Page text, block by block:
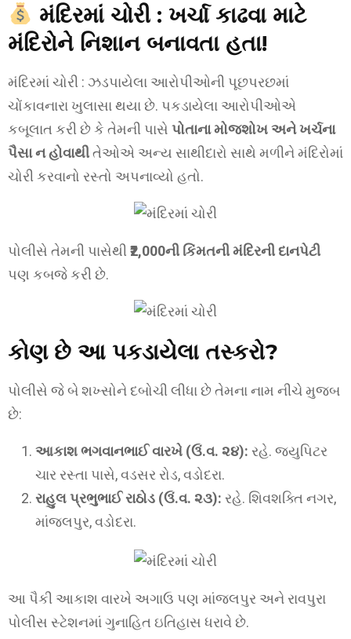
મંદિરમાં ચોરી : ખર્ચા કાઢવા માટે
મંદિરોને નિશાન બનાવતા હતા!
મંદિરમાં ચોરી : ઝડપાયેલા આરોપીઓની પૂછપરછમાં
ચોંકાવનારા ખુલાસા થયા છે. પકડાયેલા આરોપીઓએ
કબૂલાત કરી છે કે તેમની પાસે પોતાના મોજશોખ અને ખર્ચના
પૈસા ન હોવાથીતેઓએ અન્ય સાથીદારો સાથે મળીને મંદિરોમાં
ચોરી કરવાનો રસ્તો અપનાવ્યો હતો.
પોલીસે તેમની પાસેથી₹2,000ની કિંમતની મંદિરની દાનપેટી
પણ કબજે કરી છે.
કોણ છે આ પકડાયેલા તસ્કરો?
પોલીસે જે બે શખ્સોને દબોચી લીધા છે તેમના નામ નીચે મુજબ
છે:
આકાશ ભગવાનભાઈ વારખે (ઉં.વ. ૨૪): રહે. જ્યુપિટર
ચાર રસ્તા પાસે, વડસર રોડ, વડોદરા.
રાહુલ પ્રભુભાઈ રાઠોડ (ઉં.વ. ૨૩): રહે. શિવશક્તિ નગર,
માંજલપુર, વડોદરા.
આ પૈકી આકાશ વારખે અગાઉ પણ માંજલપુર અને રાવપુરા
પોલીસ સ્ટેશનમાં ગુનાહિત ઇતિહાસ ધરાવે છે.